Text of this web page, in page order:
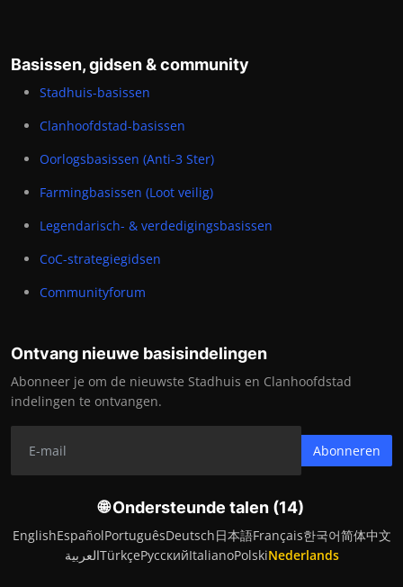
Basissen, gidsen & community
Stadhuis-basissen
Clanhoofdstad-basissen
Oorlogsbasissen (Anti-3 Ster)
Farmingbasissen (Loot veilig)
Legendarisch- & verdedigingsbasissen
CoC-strategiegidsen
Communityforum
Ontvang nieuwe basisindelingen
Abonneer je om de nieuwste Stadhuis en Clanhoofdstad
indelingen te ontvangen.
Abonneren
🌐 Ondersteunde talen (14)
EnglishEspañolPortuguêsDeutsch日本語Français한국어简体中文
العربيةTürkçeРусскийItalianoPolskiNederlands